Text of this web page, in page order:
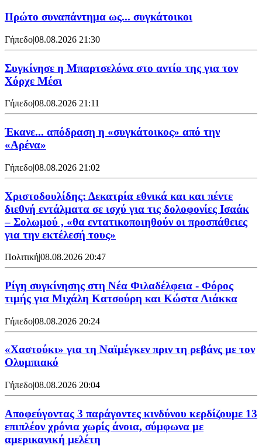
Πρώτο συναπάντημα ως... συγκάτοικοι
Γήπεδο|08.08.2026 21:30
Συγκίνησε η Μπαρτσελόνα στο αντίο της για τον
Χόρχε Μέσι
Γήπεδο|08.08.2026 21:11
Έκανε... απόδραση η «συγκάτοικος» από την
«Αρένα»
Γήπεδο|08.08.2026 21:02
Χριστοδουλίδης: Δεκατρία εθνικά και και πέντε
διεθνή εντάλματα σε ισχύ για τις δολοφονίες Ισαάκ
– Σολωμού , «θα εντατικοποιηθούν οι προσπάθειες
για την εκτέλεσή τους»
Πολιτική|08.08.2026 20:47
Ρίγη συγκίνησης στη Νέα Φιλαδέλφεια - Φόρος
τιμής για Μιχάλη Κατσούρη και Κώστα Λιάκκα
Γήπεδο|08.08.2026 20:24
«Χαστούκι» για τη Ναϊμέγκεν πριν τη ρεβάνς με τον
Ολυμπιακό
Γήπεδο|08.08.2026 20:04
Αποφεύγοντας 3 παράγοντες κινδύνου κερδίζουμε 13
επιπλέον χρόνια χωρίς άνοια, σύμφωνα με
αμερικανική μελέτη